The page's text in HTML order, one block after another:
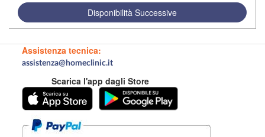
Disponibilità Successive
Assistenza tecnica:
assistenza@homeclinic.it
Scarica l'app dagli Store